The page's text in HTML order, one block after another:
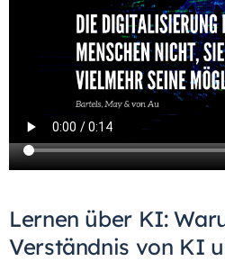
Lernen über KI:
Verständnis von KI